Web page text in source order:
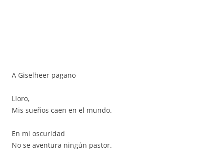
A Giselheer pagano
Lloro,
Mis sueños caen en el mundo.
En mi oscuridad
No se aventura ningún pastor.